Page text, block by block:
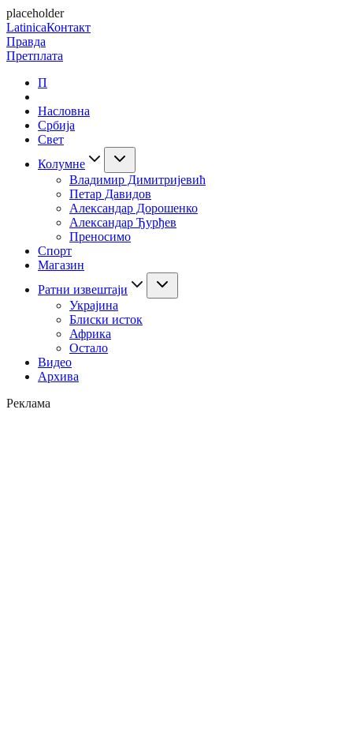
placeholder
LatinicaКонтакт
Правда
Претплата
П
Насловна
Србија
Свет
Колумне
Владимир Димитријевић
Петар Давидов
Александар Дорошенко
Александар Ђурђев
Преносимо
Спорт
Магазин
Ратни извештаји
Украјина
Блиски исток
Африка
Остало
Видео
Архива
Реклама